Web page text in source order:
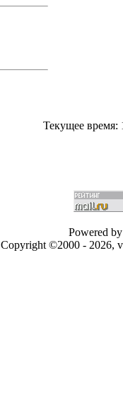
Текущее время:
Powered
Copyright ©2000 - 2026,